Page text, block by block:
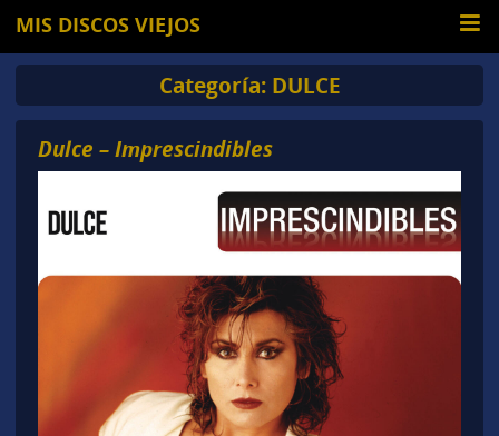
MIS DISCOS VIEJOS
Categoría: DULCE
Dulce – Imprescindibles